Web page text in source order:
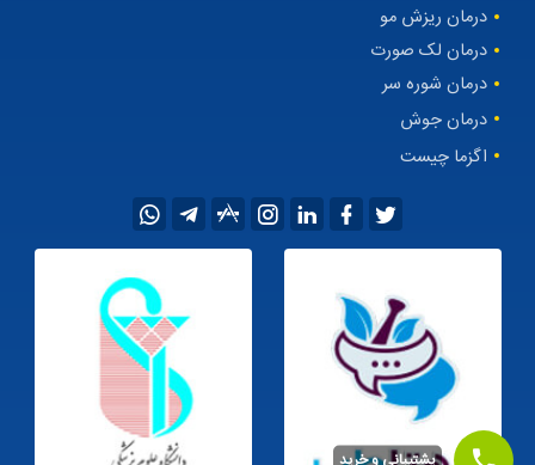
درمان ریزش مو
درمان لک صورت
درمان شوره سر
درمان جوش
اگزما چیست
پشتیبانی و خرید